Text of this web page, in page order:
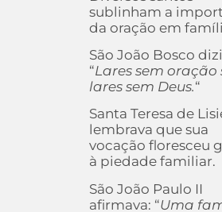
sublinham a
da oração em
São João Bosco
“Lares sem oração
lares sem Deus.“
Santa Teresa de
lembrava que sua
vocação floresceu
à piedade familiar.
São João Paulo II
afirmava: “Uma